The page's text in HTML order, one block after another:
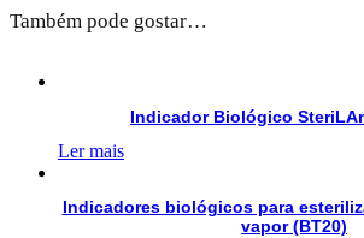
Também pode gostar…
Indicador Biológico
Ler mais
Indicadores biológicos para
vapor (BT20)